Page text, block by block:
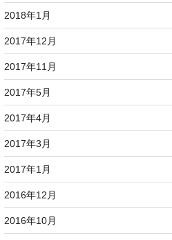
2018年1月
2017年12月
2017年11月
2017年5月
2017年4月
2017年3月
2017年1月
2016年12月
2016年10月